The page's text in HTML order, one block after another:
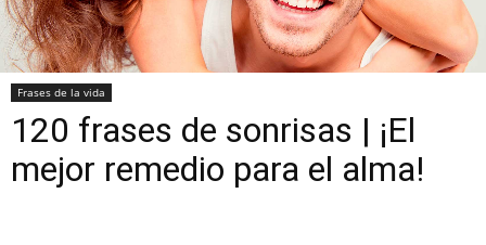
Frases de la vida
120 frases de sonrisas | ¡El
mejor remedio para el alma!